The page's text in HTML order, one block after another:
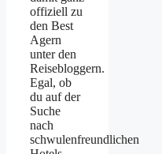
offiziell zu
den Best
Agern
unter den
Reisebloggern.
Egal, ob
du auf der
Suche
nach
schwulenfreundlichen